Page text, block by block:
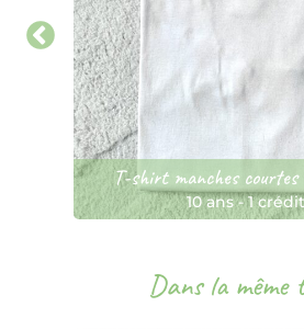
T-shirt manches courtes
10 ans-1 crédit
Dans la même